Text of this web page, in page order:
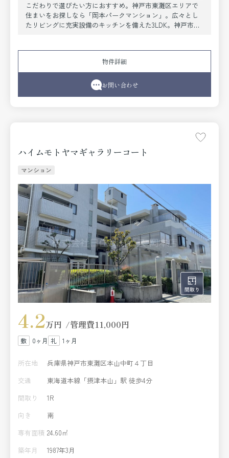
こだわりで選びたい方におすすめ。神戸市東灘区エリアで
住まいをお探しなら「岡本パークマンション」。広々とし
たリビングに充実設備のキッチンを備えた3LDK。神戸市東
っております。ご要望や不明な点などございましたら、お
物件詳細
お問い合わせ
ハイムモトヤマギャラリーコート
マンション
4.2万円 管理費11,000円
0ヶ月 1ヶ月
所在地
兵庫県神戸市東灘区本山中町４丁目
交通
東海道本線「摂津本山」駅 徒歩4分
間取り
1R
向き
南
専有面積 24.60㎡
築年月
1987年3月